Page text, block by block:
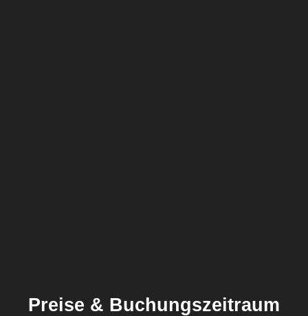
Preise & Buchungszeitraum